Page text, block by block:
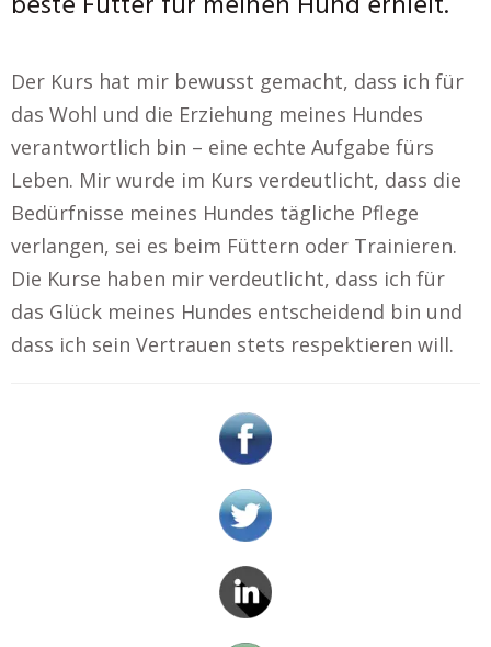
Der Kurs hat mir bewusst gemacht, dass ich für
das Wohl und die Erziehung meines Hundes
verantwortlich bin – eine echte Aufgabe fürs
Leben. Mir wurde im Kurs verdeutlicht, dass die
Bedürfnisse meines Hundes tägliche Pflege
verlangen, sei es beim Füttern oder Trainieren.
Die Kurse haben mir verdeutlicht, dass ich für
das Glück meines Hundes entscheidend bin und
dass ich sein Vertrauen stets respektieren will.